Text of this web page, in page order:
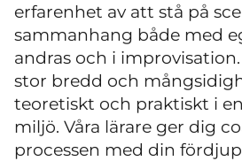
erfarenhet av att stå på
sammanhang både med
andras och i
stor bredd och
teoretiskt och praktiskt i
miljö. Våra lärare ger dig
processen med din